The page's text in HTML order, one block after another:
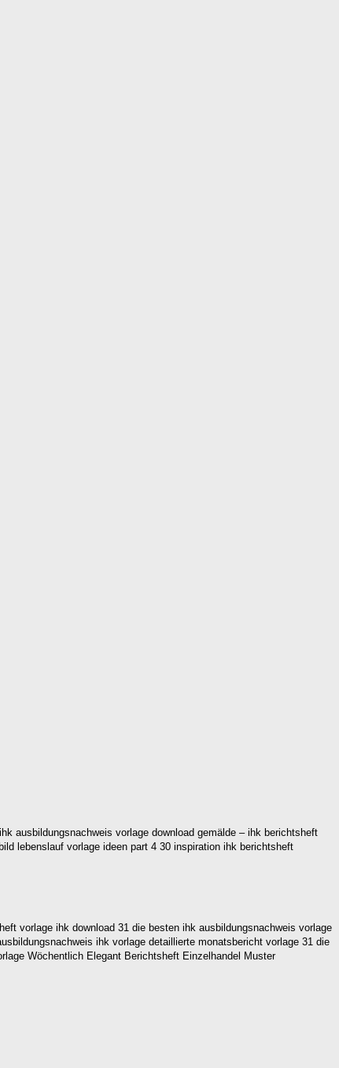
ausbildungsnachweis vorlage download gemälde – ihk berichtsheft
lebenslauf vorlage ideen part 4 30 inspiration ihk berichtsheft
vorlage ihk download 31 die besten ihk ausbildungsnachweis vorlage
ihk vorlage detaillierte monatsbericht vorlage 31 die